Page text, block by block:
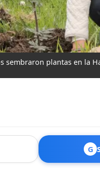
sembraron plantas en la
G